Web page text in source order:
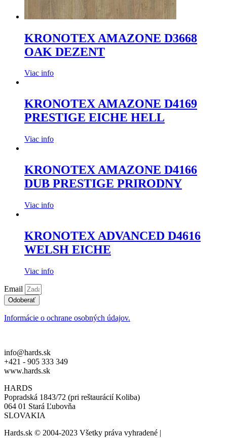
KRONOTEX AMAZONE D3668
OAK DEZENT
Viac info
KRONOTEX AMAZONE D4169
PRESTIGE EICHE HELL
Viac info
KRONOTEX AMAZONE D4166
DUB PRESTIGE PRIRODNY
Viac info
KRONOTEX ADVANCED D4616
WELSH EICHE
Viac info
Email
Odoberať
Informácie o ochrane osobných údajov.
info@hards.sk
+421 - 905 333 349
www.hards.sk
HARDS
Popradská 1843/72 (pri reštaurácií Koliba)
064 01 Stará Ľubovňa
SLOVAKIA
Hards.sk © 2004-2023 Všetky práva vyhradené |